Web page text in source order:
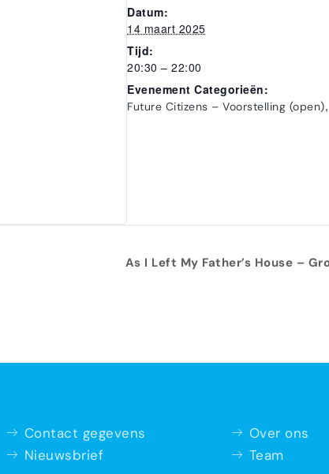
Datum:
14 maart 2025
Tijd:
20:30 – 22:00
Evenement Categorieën:
Future Citizens – Voorstelling (open),
As I Left My Father’s House –
Contact gegevens
Nieuwsbrief
Over ons
Team